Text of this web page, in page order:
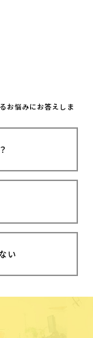
お悩みにお答えしま
い